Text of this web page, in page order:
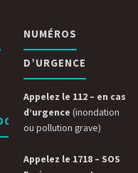
NUMÉROS
D’URGENCE
Appelez le 112 – en cas
d’urgence (inondation
ou pollution grave)
Appelez le 1718 – SOS